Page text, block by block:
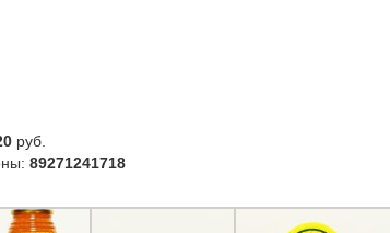
руб.
89271241718